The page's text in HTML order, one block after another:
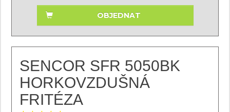
OBJEDNAT
SENCOR SFR 5050BK
HORKOVZDUŠNÁ
FRITÉZA